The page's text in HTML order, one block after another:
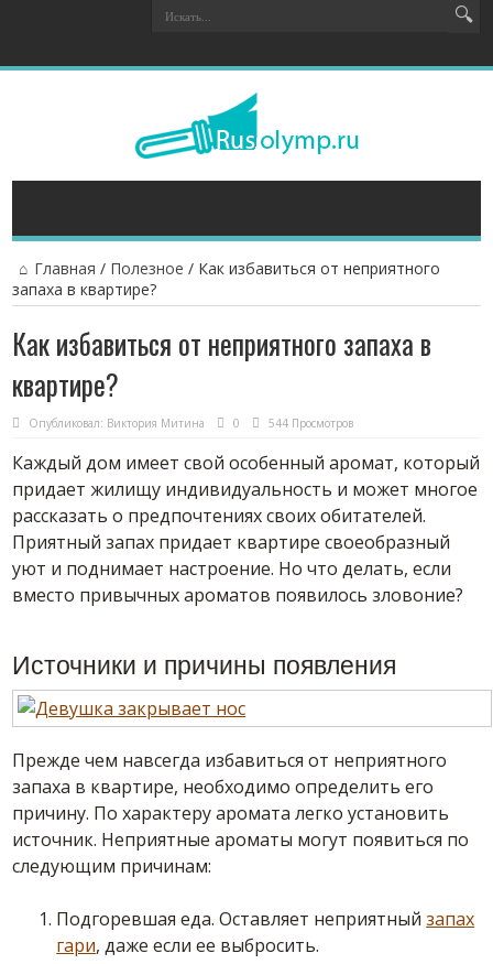
Главная / Полезное / Как избавиться от неприятного
запаха в квартире?
Как избавиться от неприятного запаха в
квартире?
Опубликовал: Виктория Митина 0 544 Просмотров
Каждый дом имеет свой особенный аромат, который
придает жилищу индивидуальность и может многое
рассказать о предпочтениях своих обитателей.
Приятный запах придает квартире своеобразный
уют и поднимает настроение. Но что делать, если
вместо привычных ароматов появилось зловоние?
Источники и причины появления
Прежде чем навсегда избавиться от неприятного
запаха в квартире, необходимо определить его
причину. По характеру аромата легко установить
источник. Неприятные ароматы могут появиться по
следующим причинам:
Подгоревшая еда. Оставляет неприятныйзапах
гари, даже если ее выбросить.